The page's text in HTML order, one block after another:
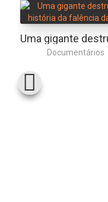
Documentários